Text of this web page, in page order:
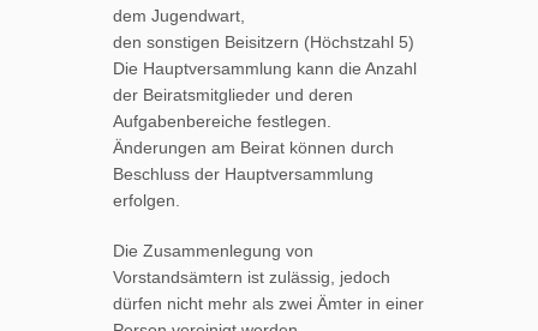
dem Jugendwart,
den sonstigen Beisitzern (Höchstzahl 5)
Die Hauptversammlung kann die Anzahl
der Beiratsmitglieder und deren
Aufgabenbereiche festlegen.
Änderungen am Beirat können durch
Beschluss der Hauptversammlung
erfolgen.
Die Zusammenlegung von
Vorstandsämtern ist zulässig, jedoch
dürfen nicht mehr als zwei Ämter in einer